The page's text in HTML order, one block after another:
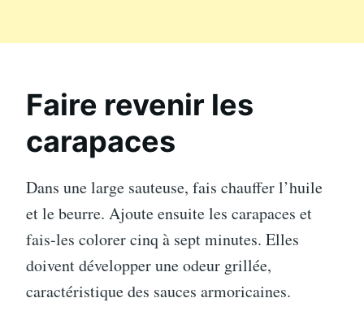
Faire revenir les
carapaces
Dans une large sauteuse, fais chauffer l’huile
et le beurre. Ajoute ensuite les carapaces et
fais-les colorer cinq à sept minutes. Elles
doivent développer une odeur grillée,
caractéristique des sauces armoricaines.